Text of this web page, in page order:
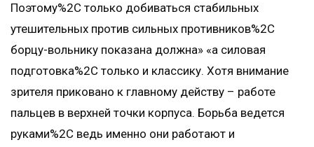
Поэтому%2C только добиваться стабильных
утешительных против сильных противников%2C
борцу-вольнику показана должна» «а силовая
подготовка%2C только и классику. Хотя внимание
зрителя приковано к главному действу – работе
пальцев в верхней точки корпуса. Борьба ведется
руками%2C ведь именно они работают и